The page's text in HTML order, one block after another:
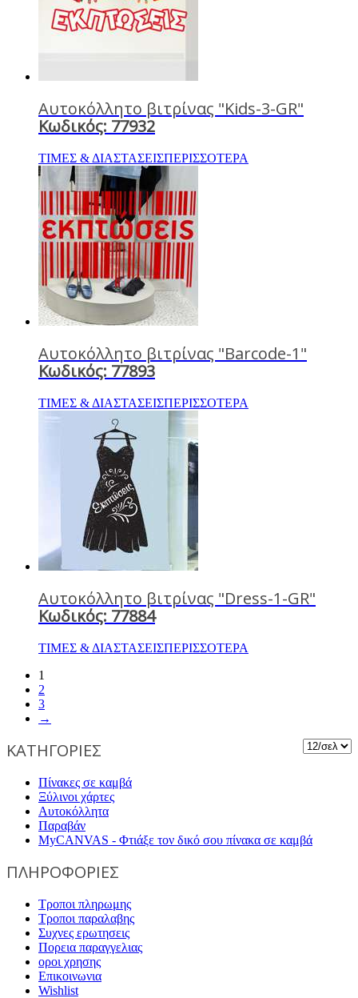
Αυτοκόλλητο βιτρίνας "Kids-3-GR"
Κωδικός: 77932
ΤΙΜΕΣ & ΔΙΑΣΤΑΣΕΙΣΠΕΡΙΣΣΟΤΕΡΑ
Αυτοκόλλητο βιτρίνας "Barcode-1"
Κωδικός: 77893
ΤΙΜΕΣ & ΔΙΑΣΤΑΣΕΙΣΠΕΡΙΣΣΟΤΕΡΑ
Αυτοκόλλητο βιτρίνας "Dress-1-GR"
Κωδικός: 77884
ΤΙΜΕΣ & ΔΙΑΣΤΑΣΕΙΣΠΕΡΙΣΣΟΤΕΡΑ
1
2
3
→
ΚΑΤΗΓΟΡΙΕΣ
Πίνακες σε καμβά
Ξύλινοι χάρτες
Αυτοκόλλητα
Παραβάν
MyCANVAS - Φτιάξε τον δικό σου πίνακα σε καμβά
ΠΛΗΡΟΦΟΡΙΕΣ
Τροποι πληρωμης
Τροποι παραλαβης
Συχνες ερωτησεις
Πορεια παραγγελιας
οροι χρησης
Επικοινωνια
Wishlist